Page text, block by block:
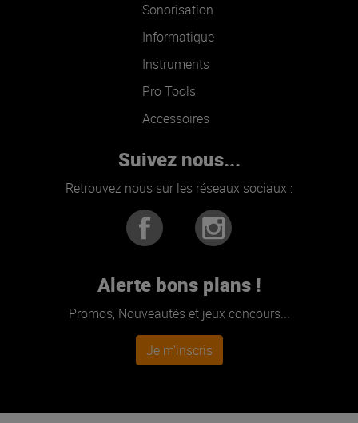
Sonorisation
Informatique
Instruments
Pro Tools
Accessoires
Suivez nous...
Retrouvez nous sur les réseaux sociaux :
Alerte bons plans !
Promos, Nouveautés et jeux concours...
Je m'inscris